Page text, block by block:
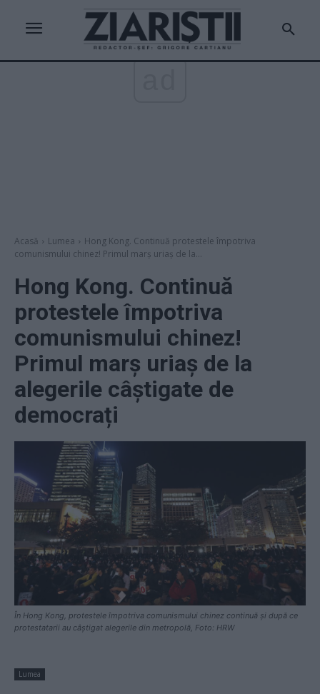
Acasă Lumea
Hong Kong. Continuă protestele împotriva
comunismului chinez! Primul marș uriaș de la...
Hong Kong. Continuă
protestele împotriva
comunismului chinez!
Primul marș uriaș de la
alegerile câștigate de
democrați
În Hong Kong, protestele împotriva comunismului chinez continuă și după ce
protestatarii au câștigat alegerile din metropolă, Foto: HRW
Lumea